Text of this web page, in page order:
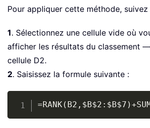
Pour appliquer cette méthode,
1. Sélectionnez une cellule vide où
afficher les résultats du classement
cellule D2.
2. Saisissez la formule suivante :